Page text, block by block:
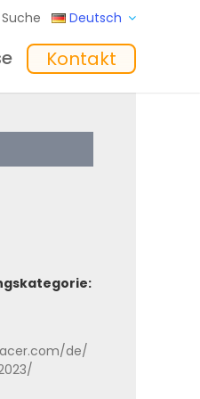
Suche Deutsch
Kontakt
de/